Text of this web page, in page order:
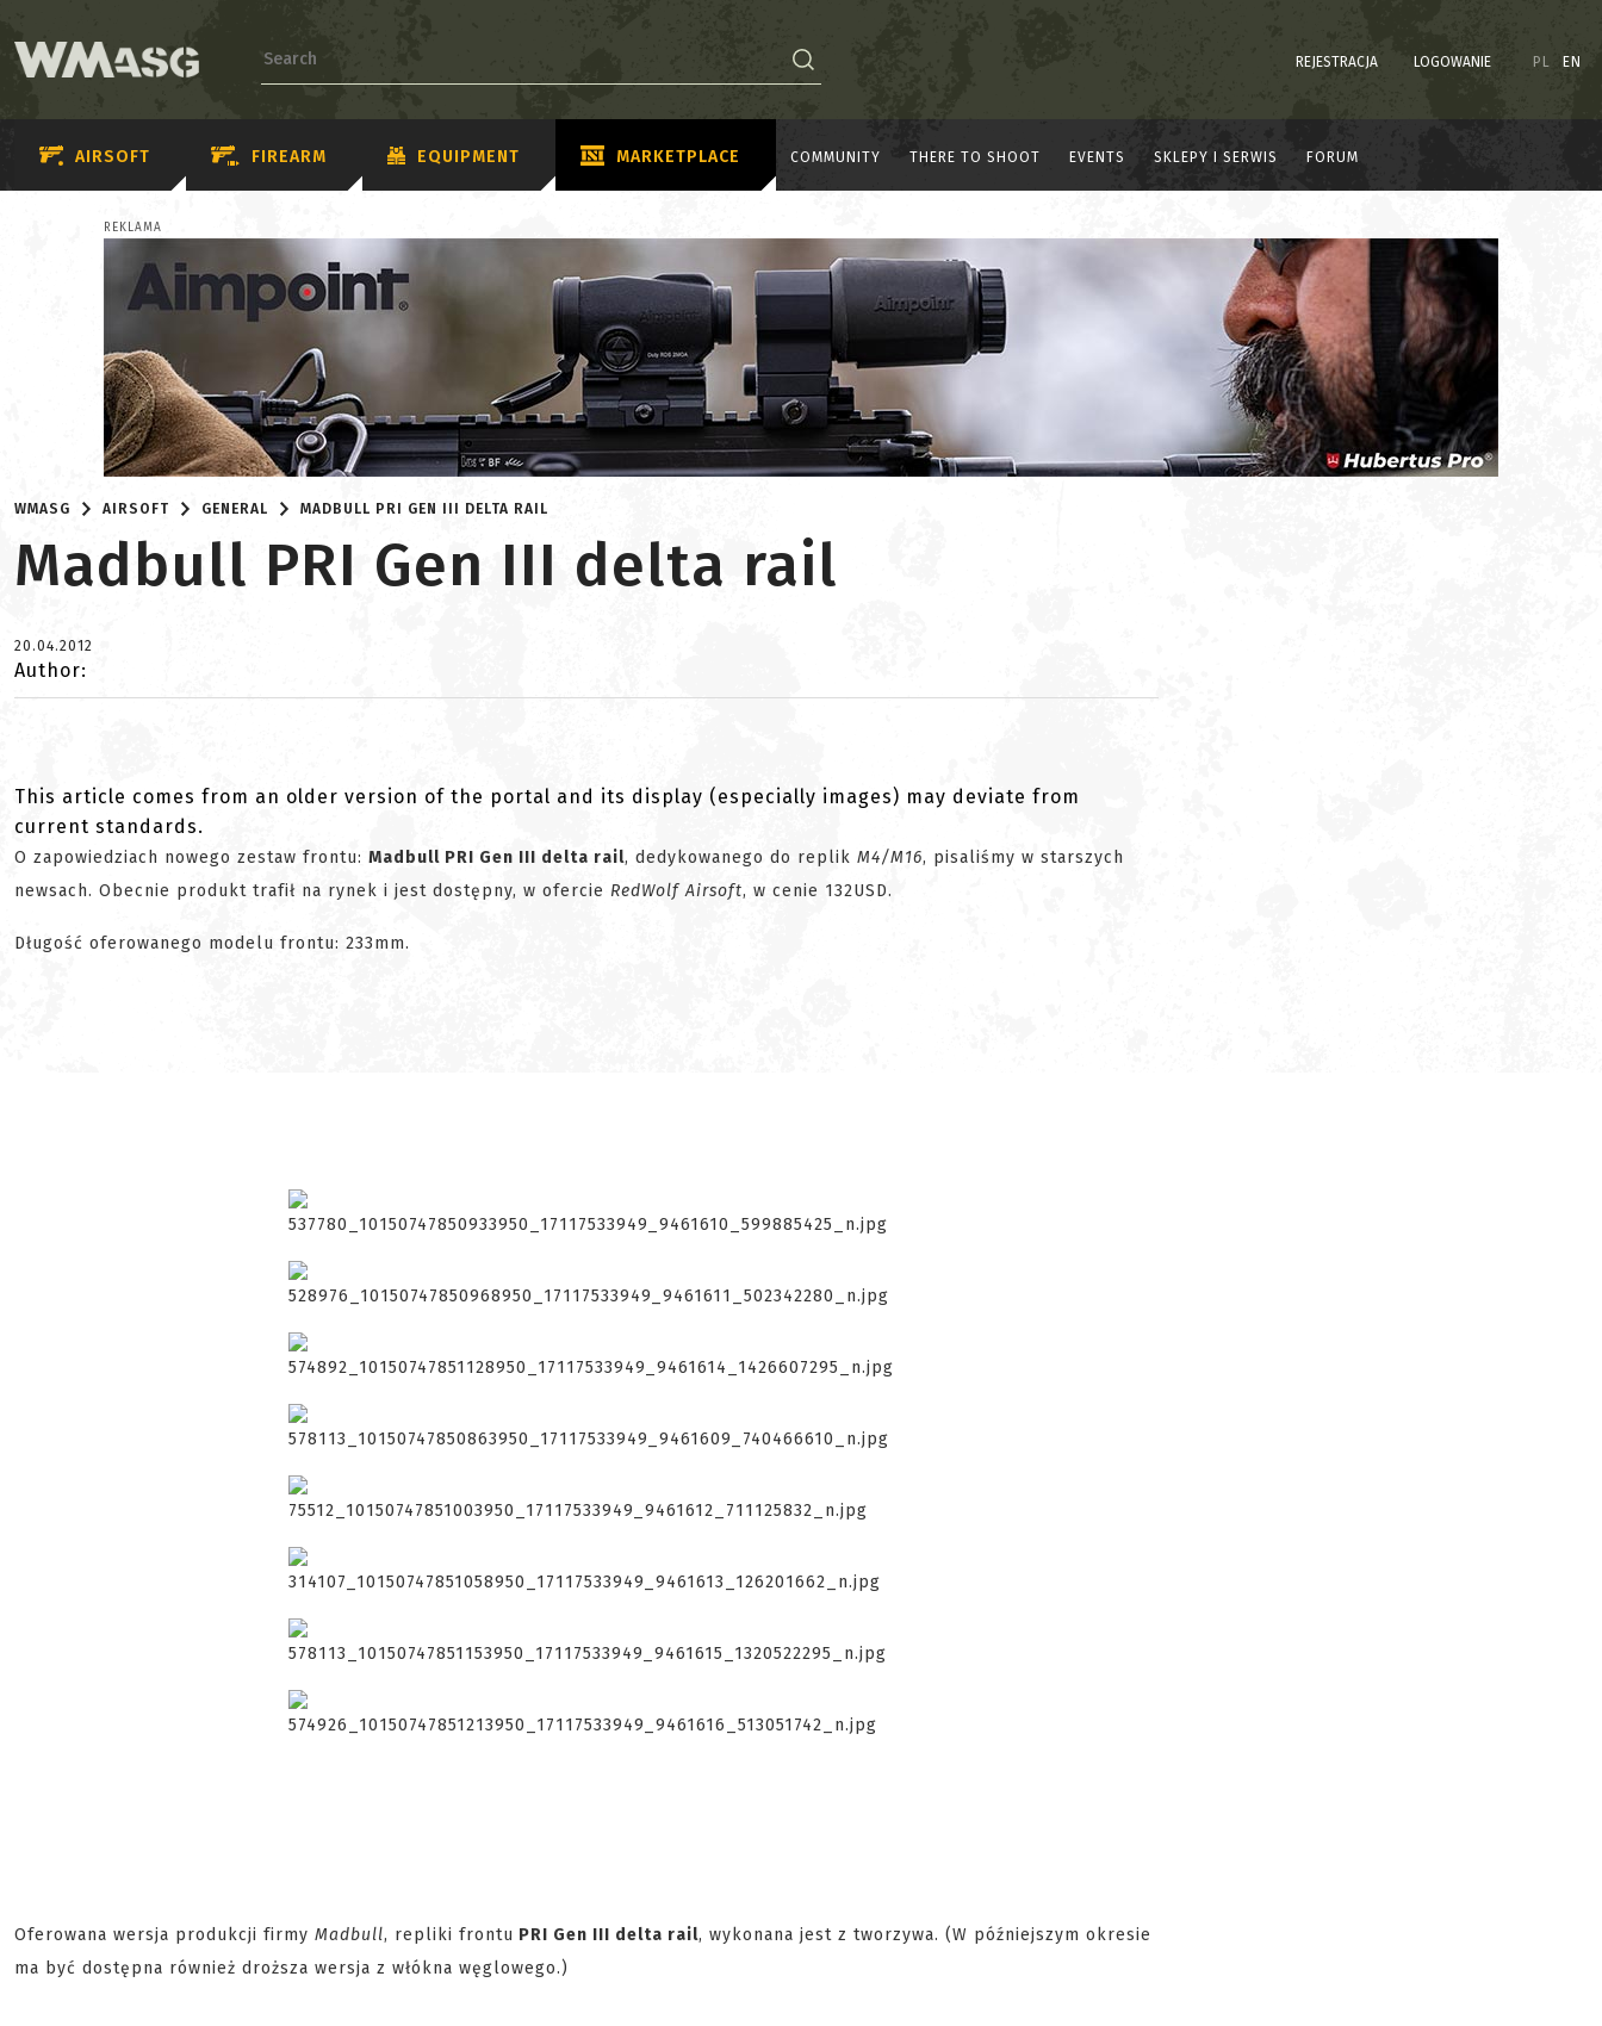
REJESTRACJA LOGOWANIE PL EN
AIRSOFT FIREARM EQUIPMENT MARKETPLACE COMMUNITY THERE TO SHOOT EVENTS SKLEPY I SERWIS FORUM
REKLAMA
WMASG AIRSOFT GENERAL MADBULL PRI GEN III DELTA RAIL
Madbull PRI Gen III delta rail
20.04.2012
Author:
This article comes from an older version of the portal and its display (especially images) may deviate from
current standards.
O zapowiedziach nowego zestaw frontu: Madbull PRI Gen III delta rail, dedykowanego do replik M4/M16, pisaliśmy w starszych
newsach. Obecnie produkt trafił na rynek i jest dostępny, w ofercie RedWolf Airsoft, w cenie 132USD.
Długość oferowanego modelu frontu: 233mm.
Oferowana wersja produkcji firmy Madbull, repliki frontu PRI Gen III delta rail, wykonana jest z tworzywa. (W późniejszym okresie
ma być dostępna również droższa wersja z włókna węglowego.)